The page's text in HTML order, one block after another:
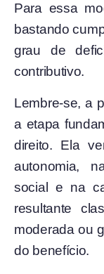
Para essa
bastando
grau de
contributivo.
Lembre-se, a
a etapa
direito. Ela
autonomia,
social e na
resultante
moderada ou
do benefício.